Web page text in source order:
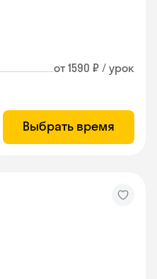
от 1590 ₽ / урок
Выбрать время